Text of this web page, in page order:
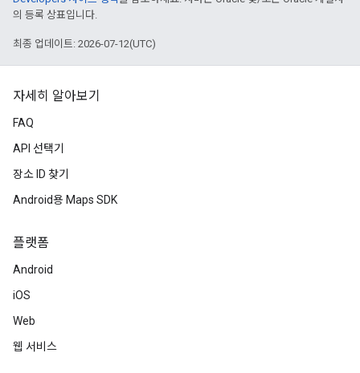
의 등록 상표입니다.
최종 업데이트: 2026-07-12(UTC)
자세히 알아보기
FAQ
API 선택기
장소 ID 찾기
Android용 Maps SDK
플랫폼
Android
iOS
Web
웹 서비스